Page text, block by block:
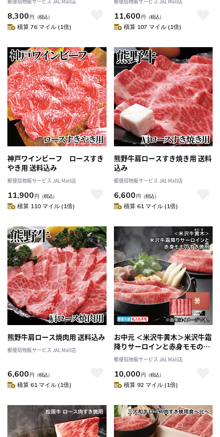
8,300 円 （税込）
積算 76 マイル (1倍)
11,600 円 （税込）
積算 107 マイル (1倍)
神戸ワインビーフ ロースすき
やき用 送料込み
郵便局物販サービス JAL Mall店
11,900 円 （税込）
積算 110 マイル (1倍)
熊野牛肩ロースすき焼き用 送料
込み
郵便局物販サービス JAL Mall店
6,600 円 （税込）
積算 61 マイル (1倍)
熊野牛肩ロース焼肉用 送料込み
郵便局物販サービス JAL Mall店
6,600 円 （税込）
積算 61 マイル (1倍)
お中元 ＜米沢牛黄木＞米沢牛霜
降りサーロインと赤身モモのす
き焼用 御中元 夏ギフト ギフト
贈答 プレゼント 送料込み
郵便局物販サービス JAL Mall店
10,000 円 （税込）
積算 92 マイル (1倍)